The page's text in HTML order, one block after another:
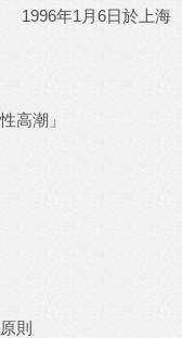
1996年1月6日於上海
高潮」
則